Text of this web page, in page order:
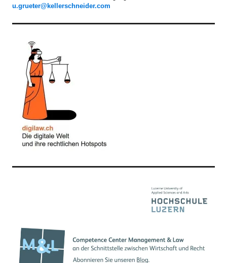
u.grueter@kellerschneider.com